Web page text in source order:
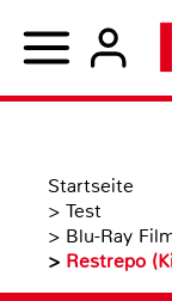
Startseite
> Test
> Blu-Ray
> Restrepo